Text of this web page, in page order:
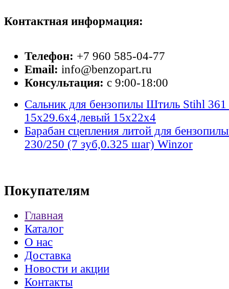
Контактная информация:
Телефон: +7 960 585-04-77
Email: info@benzopart.ru
Консультация: с 9:00-18:00
Сальник для бензопилы Штиль Stihl
15х29.6х4,левый 15х22x4
Барабан сцепления литой для
230/250 (7 зуб,0.325 шаг) Winzor
Покупателям
Главная
Каталог
О нас
Доставка
Новости и акции
Контакты